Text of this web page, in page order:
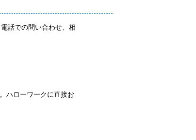
話での問い合わせ、相
ハローワークに直接お